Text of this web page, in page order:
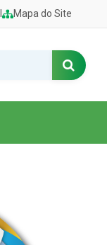
Mapa do Site